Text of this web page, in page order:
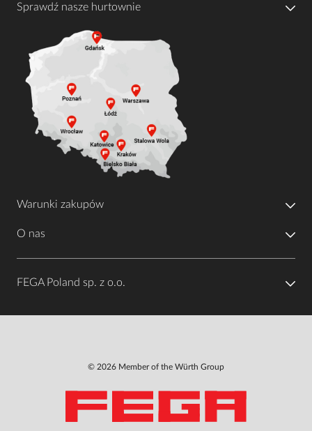
Sprawdź nasze hurtownie
Warunki zakupów
O nas
FEGA Poland sp. z o.o.
© 2026 Member of the Würth Group